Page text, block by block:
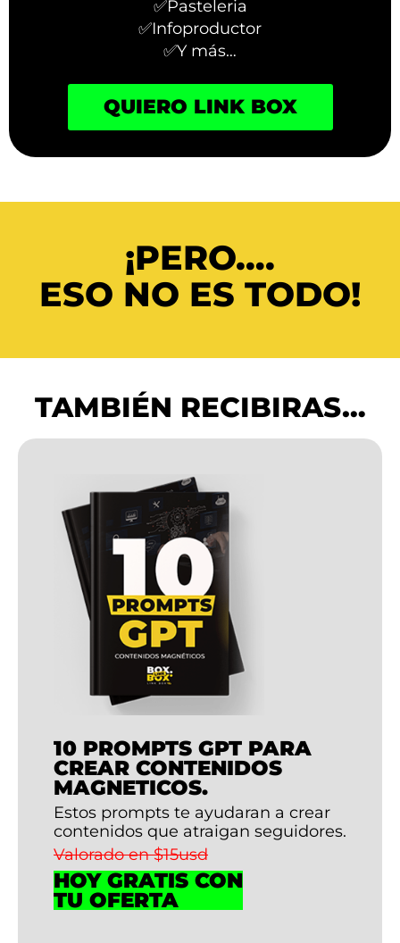
✅Pasteleria
✅Infoproductor
✅Y más…
QUIERO LINK BOX
¡PERO….
ESO NO ES TODO!
TAMBIÉN RECIBIRAS…
10 PROMPTS GPT PARA
CREAR CONTENIDOS
MAGNETICOS.
Estos prompts te ayudaran a crear
contenidos que atraigan seguidores.
Valorado en $15usd
HOY GRATIS CON
TU OFERTA